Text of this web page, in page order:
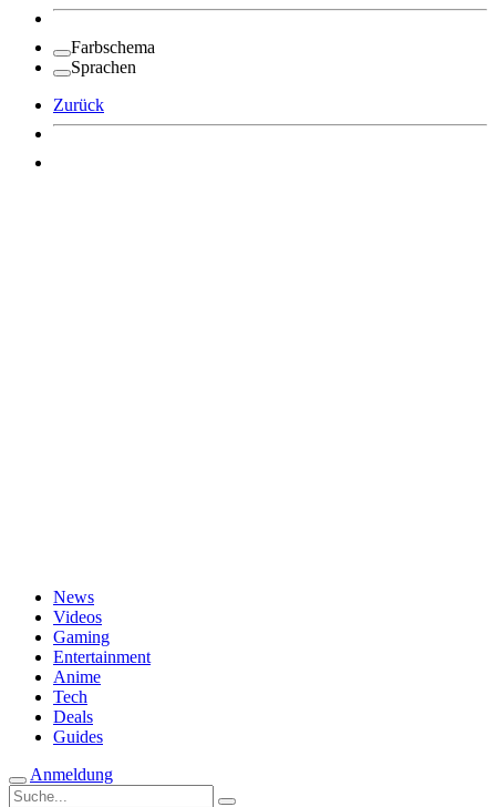
Farbschema
Sprachen
Zurück
News
Videos
Gaming
Entertainment
Anime
Tech
Deals
Guides
Anmeldung
Suche